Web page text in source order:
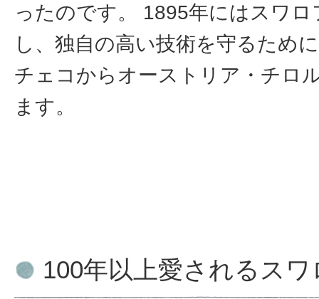
ったのです。 1895年にはスワ
し、独自の高い技術を守るため
チェコからオーストリア・チロ
ます。
100年以上愛されるス